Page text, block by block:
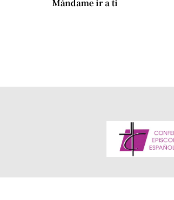
Mándame ir a ti